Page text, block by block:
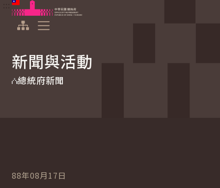
跳到主要內容
中華民國總統府
新聞與活動
總統府新聞
88年08月17日